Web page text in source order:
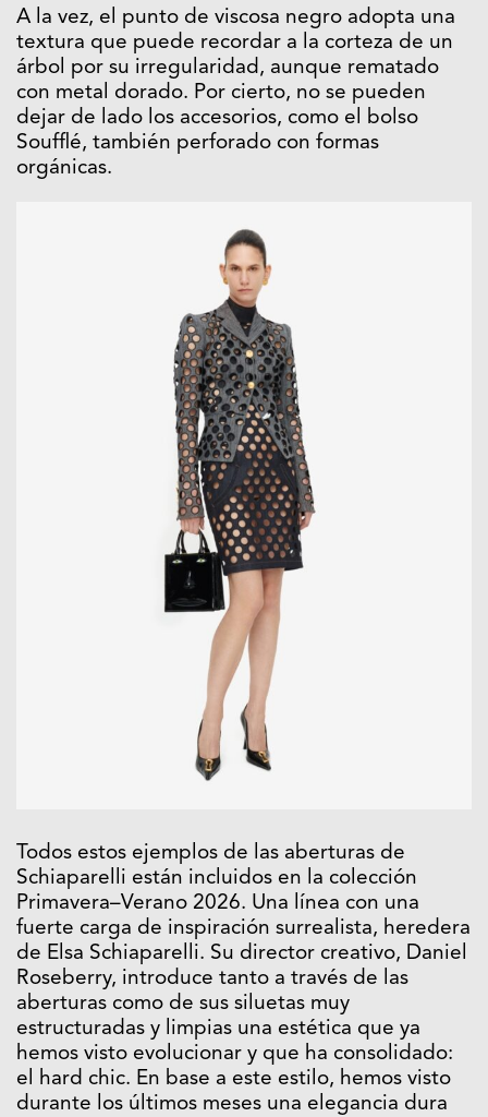
A la vez, el punto de viscosa negro adopta una
textura que puede recordar a la corteza de un
árbol por su irregularidad, aunque rematado
con metal dorado. Por cierto, no se pueden
dejar de lado los accesorios, como el bolso
Soufflé, también perforado con formas
orgánicas.
Todos estos ejemplos de las aberturas de
Schiaparelli están incluidos en la colección
Primavera–Verano 2026. Una línea con una
fuerte carga de inspiración surrealista, heredera
de Elsa Schiaparelli. Su director creativo, Daniel
Roseberry, introduce tanto a través de las
aberturas como de sus siluetas muy
estructuradas y limpias una estética que ya
hemos visto evolucionar y que ha consolidado:
el hard chic. En base a este estilo, hemos visto
durante los últimos meses una elegancia dura